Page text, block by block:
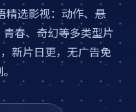
精选影视：动作、悬
春、奇幻等多类型片
新片日更，无广告免